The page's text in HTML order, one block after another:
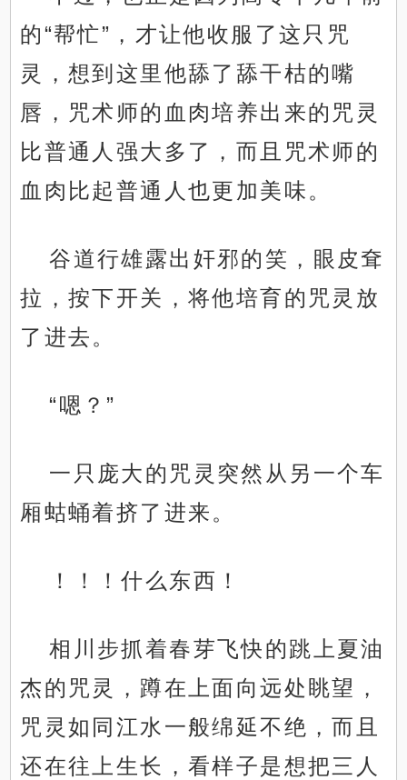
的“帮忙”，才让他收服了这只咒
灵，想到这里他舔了舔干枯的嘴
唇，咒术师的血肉培养出来的咒灵
比普通人强大多了，而且咒术师的
血肉比起普通人也更加美味。
谷道行雄露出奸邪的笑，眼皮耷
拉，按下开关，将他培育的咒灵放
了进去。
“嗯？”
一只庞大的咒灵突然从另一个车
厢蛄蛹着挤了进来。
！！！什么东西！
相川步抓着春芽飞快的跳上夏油
杰的咒灵，蹲在上面向远处眺望，
咒灵如同江水一般绵延不绝，而且
还在往上生长，看样子是想把三人